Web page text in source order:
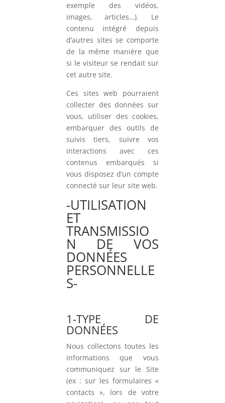
exemple des vidéos,
images, articles…). Le
contenu intégré depuis
d’autres sites se comporte
de la même manière que
si le visiteur se rendait sur
cet autre site.
Ces sites web pourraient
collecter des données sur
vous, utiliser des cookies,
embarquer des outils de
suivis tiers, suivre vos
interactions avec ces
contenus embarqués si
vous disposez d’un compte
connecté sur leur site web.
-UTILISATION
ET
TRANSMISSIO
N DE VOS
DONNÉES
PERSONNELLE
S-
1-TYPE DE
DONNÉES
Nous collectons toutes les
informations que vous
communiquez sur le Site
(ex : sur les formulaires «
contacts », lors de votre